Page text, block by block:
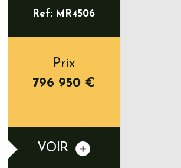
Ref: MR4506
Prix
796 950 €
VOIR